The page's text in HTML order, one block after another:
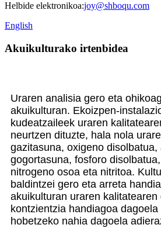
Helbide elektronikoa:joy@shboqu.com
English
Akuikulturako irtenbidea
Uraren analisia gero eta
akuikulturan. Ekoizpen-
kudeatzaileek uraren
neurtzen dituzte, hala nola
gazitasuna, oxigeno disolbatua,
gogortasuna, fosforo
nitrogeno osoa eta nitritoa.
baldintzei gero eta arreta
akuikulturan uraren kalitatearen
kontzientzia handiagoa
hobetzeko nahia dagoela